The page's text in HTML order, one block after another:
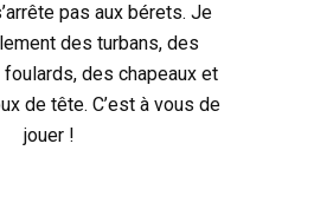
pas aux bérets. Je
des turbans, des
des chapeaux et
de tête. C’est à vous de
jouer !